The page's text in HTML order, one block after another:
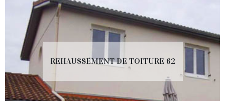
REHAUSSEMENT DE TOITURE 62